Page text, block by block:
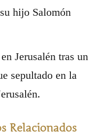
hijo Salomón
Jerusalén tras un
sepultado en la
Relacionados